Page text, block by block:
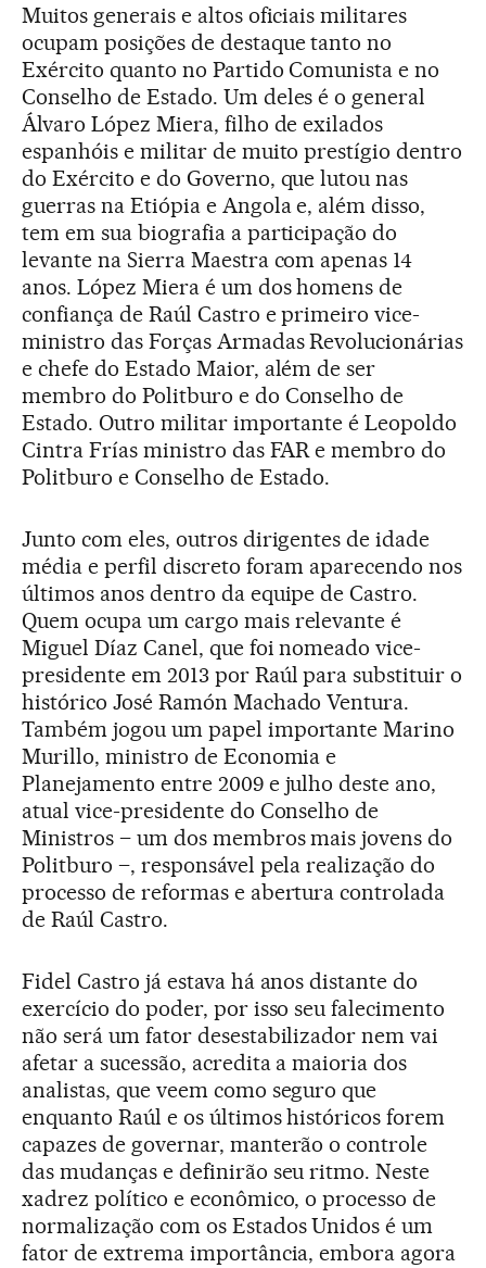
Muitos generais e altos oficiais militares
ocupam posições de destaque tanto no
Exército quanto no Partido Comunista e no
Conselho de Estado. Um deles é o general
Álvaro López Miera, filho de exilados
espanhóis e militar de muito prestígio dentro
do Exército e do Governo, que lutou nas
guerras na Etiópia e Angola e, além disso,
tem em sua biografia a participação do
levante na Sierra Maestra com apenas 14
anos. López Miera é um dos homens de
confiança de Raúl Castro e primeiro vice-
ministro das Forças Armadas Revolucionárias
e chefe do Estado Maior, além de ser
membro do Politburo e do Conselho de
Estado. Outro militar importante é Leopoldo
Cintra Frías ministro das FAR e membro do
Politburo e Conselho de Estado.
Junto com eles, outros dirigentes de idade
média e perfil discreto foram aparecendo nos
últimos anos dentro da equipe de Castro.
Quem ocupa um cargo mais relevante é
Miguel Díaz Canel, que foi nomeado vice-
presidente em 2013 por Raúl para substituir o
histórico José Ramón Machado Ventura.
Também jogou um papel importante Marino
Murillo, ministro de Economia e
Planejamento entre 2009 e julho deste ano,
atual vice-presidente do Conselho de
Ministros – um dos membros mais jovens do
Politburo –, responsável pela realização do
processo de reformas e abertura controlada
de Raúl Castro.
Fidel Castro já estava há anos distante do
exercício do poder, por isso seu falecimento
não será um fator desestabilizador nem vai
afetar a sucessão, acredita a maioria dos
analistas, que veem como seguro que
enquanto Raúl e os últimos históricos forem
capazes de governar, manterão o controle
das mudanças e definirão seu ritmo. Neste
xadrez político e econômico, o processo de
normalização com os Estados Unidos é um
fator de extrema importância, embora agora